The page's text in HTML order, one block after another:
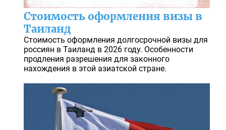
Стоимость оформления визы в
Таиланд
Стоимость оформления долгосрочной визы для
россиян в Таиланд в 2026 году. Особенности
продления разрешения для законного
нахождения в этой азиатской стране.